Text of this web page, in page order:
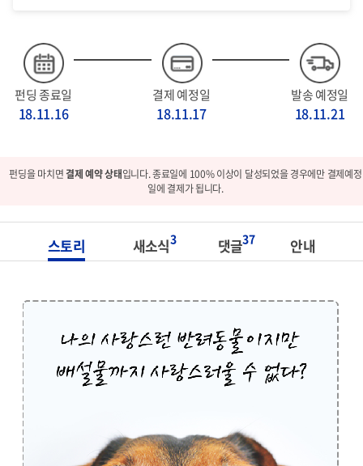
펀딩 종료일
18.11.16
결제 예정일
18.11.17
발송 예정일
18.11.21
펀딩을 마치면결제 예약 상태입니다. 종료일에 100% 이상이 달성되었을 경우에만 결제예정
일에 결제가 됩니다.
스토리 새소식3 댓글37 안내